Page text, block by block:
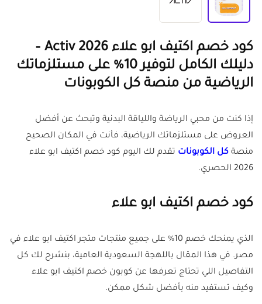
كود خصم اكتيف ابو علاء Activ 2026 –
دليلك الكامل لتوفير 10% على مستلزماتك
الرياضية من منصة كل الكوبونات
إذا كنت من محبي الرياضة واللياقة البدنية وتبحث عن أفضل
العروض على مستلزماتك الرياضية، فأنت في المكان الصحيح
منصة كل الكوبونات تقدم لك اليوم كود خصم اكتيف ابو علاء
2026 الحصري.
كود خصم اكتيف ابو علاء
الذي يمنحك خصم 10% على جميع منتجات متجر اكتيف ابو علاء في
مصر. في هذا المقال باللهجة السعودية العامية، بنشرح لك كل
التفاصيل اللي تحتاج تعرفها عن كوبون خصم اكتيف ابو علاء
وكيف تستفيد منه بأفضل شكل ممكن.